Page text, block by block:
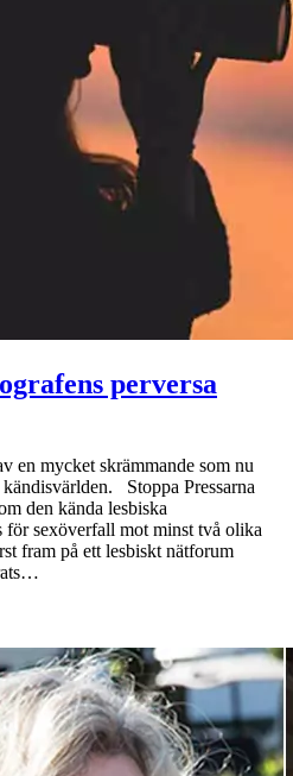
perversa
en mycket skrämmande som nu
Stoppa Pressarna
den kända lesbiska
för sexöverfall mot minst två olika
fram på ett lesbiskt nätforum